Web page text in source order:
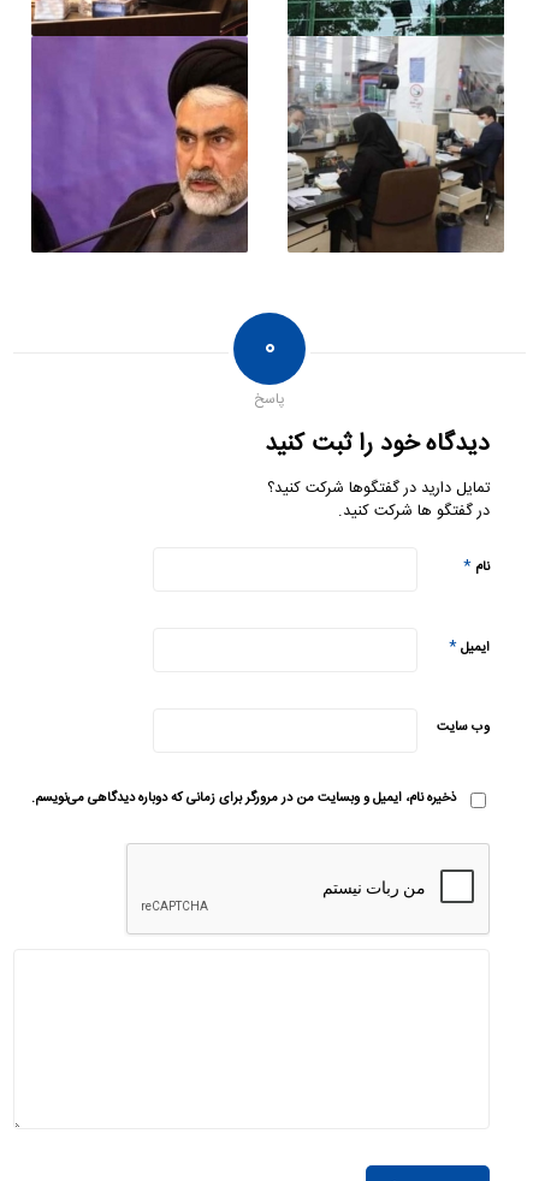
۰
پاسخ
دیدگاه خود را ثبت کنید
تمایل دارید در گفتگوها شرکت کنید؟
در گفتگو ها شرکت کنید.
نام*
ایمیل*
وب‌ سایت
ذخیره نام، ایمیل و وبسایت من در مرورگر برای زمانی که دوباره دیدگاهی می‌نویسم.